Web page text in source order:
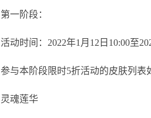
第一阶段：
活动时间：2022年1月12日10:00至
参与本阶段限时5折活动的皮肤列表
灵魂莲华